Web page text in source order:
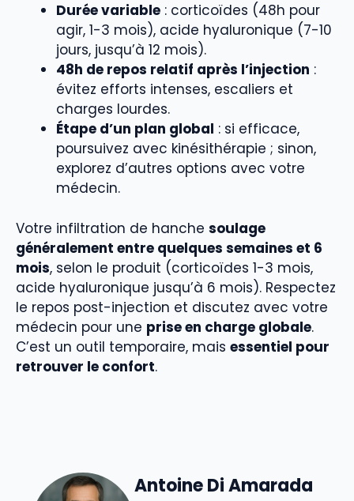
Durée variable : corticoïdes (48h pour
agir, 1-3 mois), acide hyaluronique (7-10
jours, jusqu’à 12 mois).
48h de repos relatif après l’injection :
évitez efforts intenses, escaliers et
charges lourdes.
Étape d’un plan global : si efficace,
poursuivez avec kinésithérapie ; sinon,
explorez d’autres options avec votre
médecin.
Votre infiltration de hanche soulage
généralement entre quelques semaines et 6
mois, selon le produit (corticoïdes 1-3 mois,
acide hyaluronique jusqu’à 6 mois). Respectez
le repos post-injection et discutez avec votre
médecin pour une prise en charge globale.
C’est un outil temporaire, mais essentiel pour
retrouver le confort.
Antoine Di Amarada